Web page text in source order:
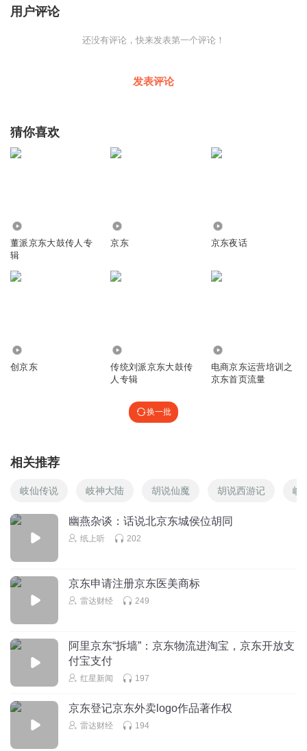
用户评论
还没有评论，快来发表第一个评论！
发表评论
猜你喜欢
董派京东大鼓传人专
辑
京东 京东夜话
创京东
传统刘派京东大鼓传
人专辑
电商京东运营培训之
京东首页流量
换一批
相关推荐
岐仙传说 岐神大陆 胡说仙魔 胡说西游记 岐
幽燕杂谈：话说北京东城侯位胡同
纸上听 202
京东申请注册京东医美商标
雷达财经 249
阿里京东“拆墙”：京东物流进淘宝，京东开放支
付宝支付
红星新闻 197
京东登记京东外卖logo作品著作权
雷达财经 194